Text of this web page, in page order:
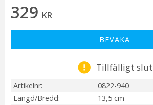
329 KR
BEVAKA
Tillfälligt slut
Artikelnr
0822-940
Längd/Bredd
13,5 cm